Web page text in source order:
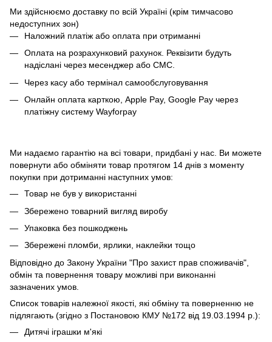
Ми здійснюємо доставку по всій Україні (крім тимчасово
недоступних зон)
Наложний платіж або оплата при отриманні
Оплата на розрахунковий рахунок. Реквізити будуть
надіслані через месенджер або СМС.
Через касу або термінал самообслуговування
Онлайн оплата карткою, Apple Pay, Google Pay через
платіжну систему Wayforpay
Ми надаємо гарантію на всі товари, придбані у нас. Ви можете
повернути або обміняти товар протягом 14 днів з моменту
покупки при дотриманні наступних умов:
Товар не був у використанні
Збережено товарний вигляд виробу
Упаковка без пошкоджень
Збережені пломби, ярлики, наклейки тощо
Відповідно до Закону України "Про захист прав споживачів",
обмін та повернення товару можливі при виконанні
зазначених умов.
Список товарів належної якості, які обміну та поверненню не
підлягають (згідно з Постановою КМУ №172 від 19.03.1994 р.):
Дитячі іграшки м'які